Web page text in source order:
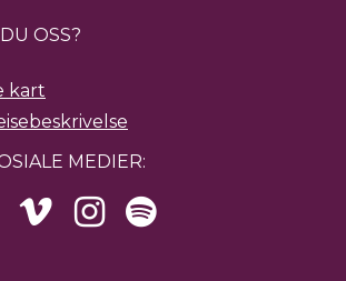
OSS?
kart
MEDIER: